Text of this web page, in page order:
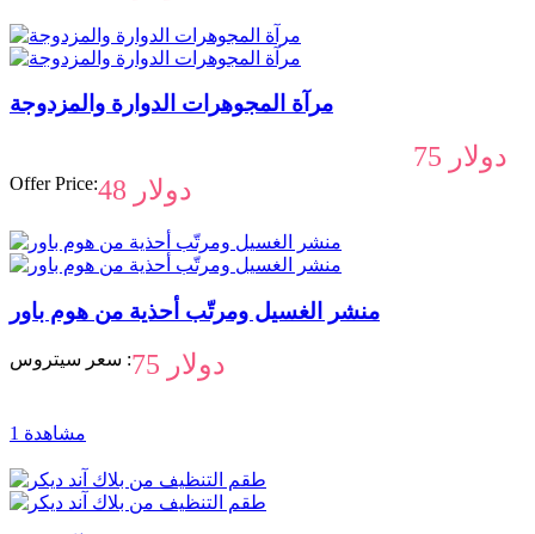
مرآة المجوهرات الدوارة والمزدوجة
75 دولار
Offer Price: 48 دولار
منشر الغسيل ومرتّب أحذية من هوم باور
سعر سيتروس : 75 دولار
1 مشاهدة